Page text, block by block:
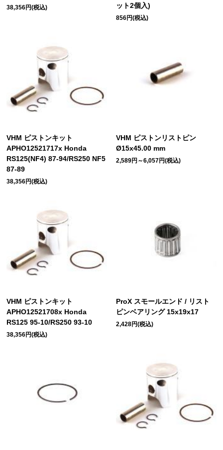
38,356円(税込)
ット2個入)
856円(税込)
VHM ピストンキット
APHO12521717x Honda
RS125(NF4) 87-94/RS250 NF5
87-89
38,356円(税込)
VHM ピストンリストピン
Ø15x45.00 mm
2,589円～6,057円(税込)
VHM ピストンキット
APHO12521708x Honda
RS125 95-10/RS250 93-10
38,356円(税込)
ProX スモールエンド / リスト
ピンベアリング 15x19x17
2,428円(税込)